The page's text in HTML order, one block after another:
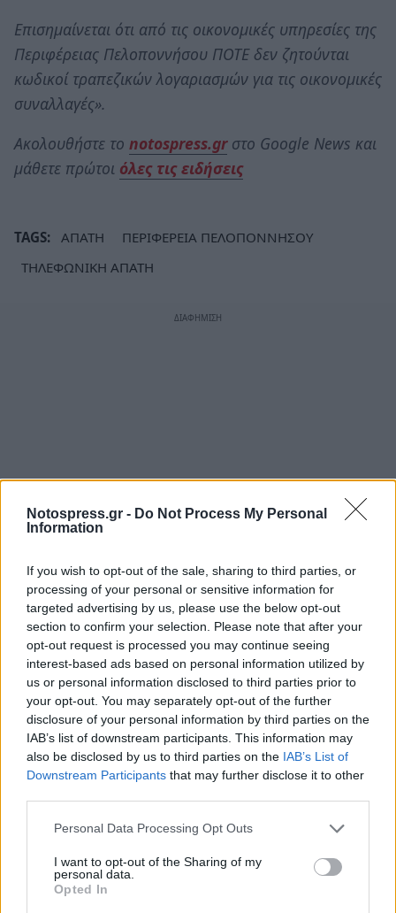
Notospress.gr - Do Not Process My Personal
Information
If you wish to opt-out of the sale, sharing to third parties, or
processing of your personal or sensitive information for
targeted advertising by us, please use the below opt-out
section to confirm your selection. Please note that after your
opt-out request is processed you may continue seeing
interest-based ads based on personal information utilized by
us or personal information disclosed to third parties prior to
your opt-out. You may separately opt-out of the further
disclosure of your personal information by third parties on the
IAB’s list of downstream participants. This information may
also be disclosed by us to third parties on the IAB’s List of
Downstream Participants that may further disclose it to other
Personal Data Processing Opt Outs
I want to opt-out of the Sharing of my
personal data.
Opted In
Επισημαίνεται ότι από τις οικονομικές υπηρεσίες της
Περιφέρειας Πελοποννήσου ΠΟΤΕ δεν ζητούνται
κωδικοί τραπεζικών λογαριασμών για τις οικονομικές
συναλλαγές».
Ακολουθήστε το notospress.grστο Google News και
μάθετε πρώτοι όλες τις ειδήσεις
TAGS: ΑΠΑΤΗ
ΠΕΡΙΦΕΡΕΙΑ ΠΕΛΟΠΟΝΝΗΣΟΥ
ΤΗΛΕΦΩΝΙΚΗ ΑΠΑΤΗ